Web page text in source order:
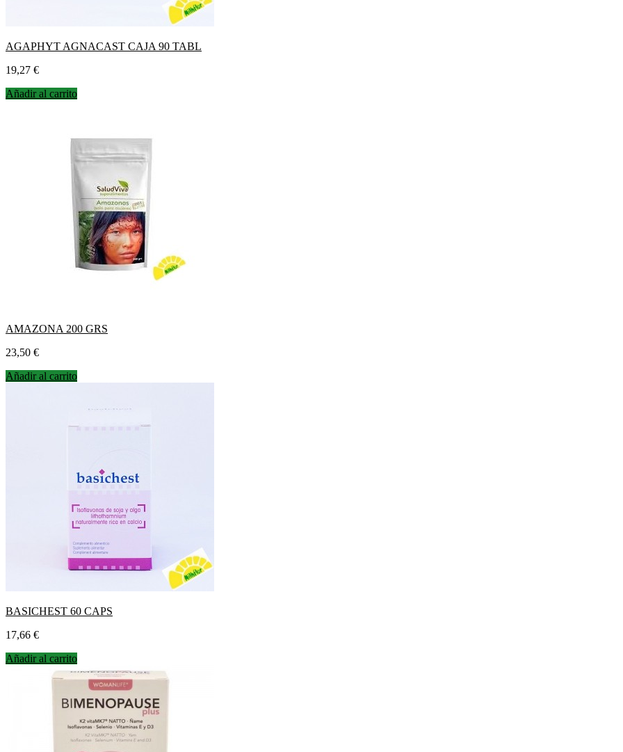
AGAPHYT AGNACAST CAJA 90 TABL
Precio
19,27 €
Añadir al carrito
AMAZONA 200 GRS
Precio
23,50 €
Añadir al carrito
BASICHEST 60 CAPS
Precio
17,66 €
Añadir al carrito